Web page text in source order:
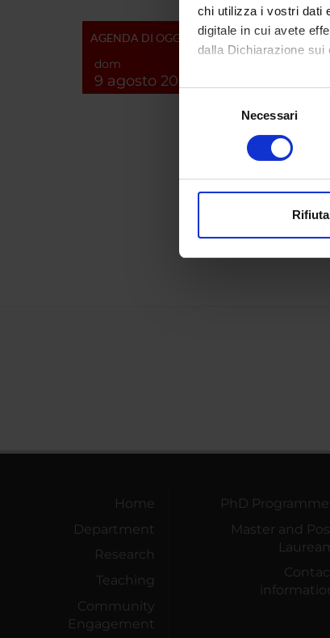
chi utilizza i vostri dati
digitale in cui avete
dalla Dichiarazione
Con il tuo consenso,
raccogliere
digitali).
modificare o ritirare il
Selezione
Necessari
Rifiuta
AGENDA DI OGGI
dom
9 agosto 2026
Home
Department
Research
Teaching
Community
Engagement
PhD
Master and